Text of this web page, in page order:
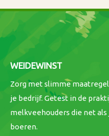
WEIDEWINST
Zorg met slimme
je bedrijf. Getest in de
melkveehouders die net
boeren.